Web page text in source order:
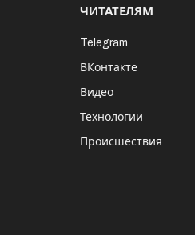
ЧИТАТЕЛЯМ
Telegram
ВКонтакте
Видео
Технологии
Происшествия